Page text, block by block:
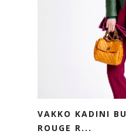
VAKKO KADINI
ROUGE R...